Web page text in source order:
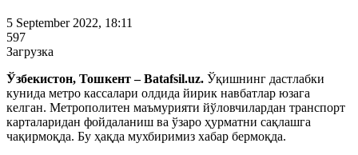
5 September 2022, 18:11
597
Загрузка
Ўзбекистон, Тошкент – Batafsil.uz. Ўқишнинг дастлабки
кунида метро кассалари олдида йирик навбатлар юзага
келган. Метрополитен маъмурияти йўловчилардан транспорт
карталаридан фойдаланиш ва ўзаро ҳурматни сақлашга
чақирмоқда. Бу ҳақда мухбиримиз хабар бермоқда.